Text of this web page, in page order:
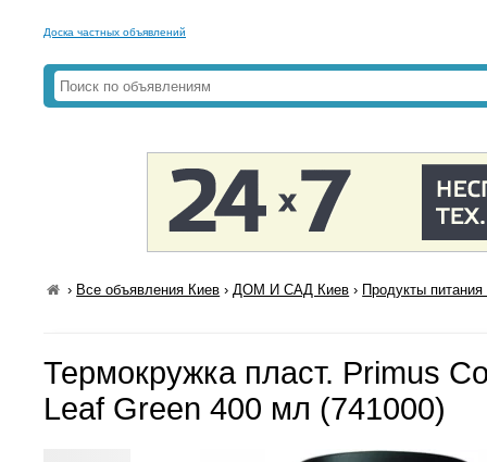
Доска частных объявлений
› Все объявления Киев ›ДОМ И САД Киев › Продукты
Термокружка пласт. Primus
Leaf Green 400 мл (741000)